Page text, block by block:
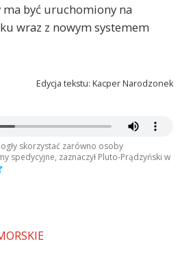
być uruchomiony na
wraz z nowym systemem
Edycja tekstu: Kacper Narodzonek
skorzystać zarówno osoby
spedycyjne, zaznaczył Pluto-Prądzyński w